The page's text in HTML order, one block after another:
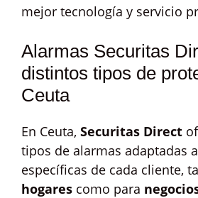
mejor tecnología y servicio
Alarmas Securitas
distintos tipos de
Ceuta
En Ceuta, Securitas Direct
tipos de alarmas adaptadas
específicas de cada cliente,
hogares como para